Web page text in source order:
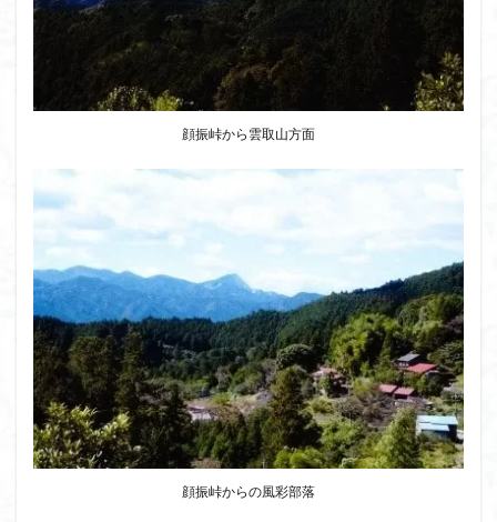
顔振峠から雲取山方面
顔振峠からの風彩部落
クアリ峠 ギンリョウソウ
ギンラン
キランソウ
三国山 三峰神社
吉見町
堂山 埼玉県
埼玉
四尾連湖 四ノ井神社
南木曽岳
千畳敷カール
千体荒神 十文字小屋
夕張
大仁田山
十二坊 天照皇大神宮
奥秩父
奥武蔵
奥日光 奥多摩 奥吉野
奥利根
奥久慈
奥三河 奈良県 夫神岳
太郎坊山
太田部
太田 天狗山
天然記念物
大峰山脈北部
天栄村
大高取山
大雪山旭岳ロープーウェイ
大野原神社